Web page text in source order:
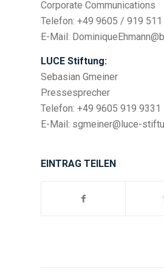
Corporate Communications
Telefon: +49 9605 / 919 511
E-Mail:
LUCE Stiftung:
Sebasian Gmeiner
Pressesprecher
Telefon: +49 9605 919 9331
E-Mail: sgmeiner@luce-
EINTRAG TEILEN